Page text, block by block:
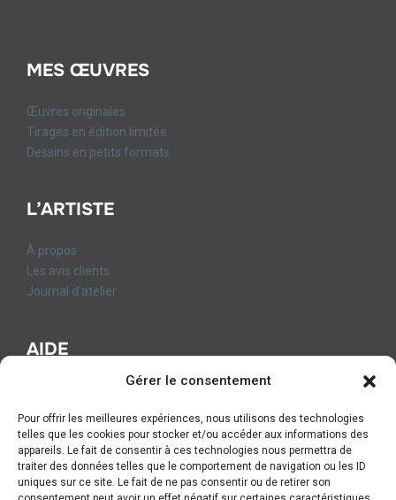
Gérer le consentement
Pour offrir les meilleures expériences, nous utilisons des technologies
telles que les cookies pour stocker et/ou accéder aux informations des
appareils. Le fait de consentir à ces technologies nous permettra de
traiter des données telles que le comportement de navigation ou les ID
uniques sur ce site. Le fait de ne pas consentir ou de retirer son
MES ŒUVRES
Œuvres originales
Tirages en édition limitée
Dessins en petits formats
L’ARTISTE
À propos
Les avis clients
Journal d’atelier
AIDE
Contact
CGV
Mentions légales
Livraison et Retours
Formulaire de rétractation